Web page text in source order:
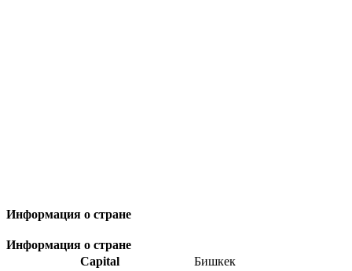
Информация о стране
Информация о стране
Capital
Бишкек